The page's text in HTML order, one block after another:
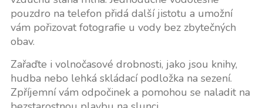
pouzdro na telefon přidá další jistotu a umožní
vám pořizovat fotografie u vody bez zbytečných
obav.
Zařaďte i volnočasové drobnosti, jako jsou knihy,
hudba nebo lehká skládací podložka na sezení.
Zpříjemní vám odpočinek a pomohou se naladit na